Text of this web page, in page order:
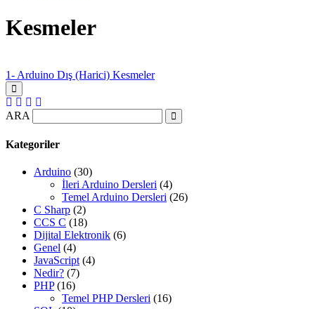
Kesmeler
1- Arduino Dış (Harici) Kesmeler
ARA
Kategoriler
Arduino (30)
İleri Arduino Dersleri (4)
Temel Arduino Dersleri (26)
C Sharp (2)
CCS C (18)
Dijital Elektronik (6)
Genel (4)
JavaScript(4)
Nedir? (7)
PHP(16)
Temel PHP Dersleri (16)